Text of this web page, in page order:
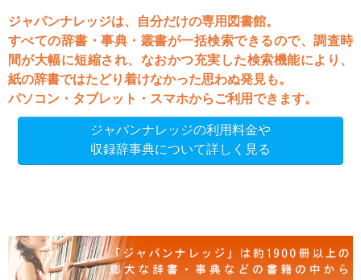
ジャパンナレッジは、自分だけの専用図書館。
すべての辞書・事典・叢書が一括検索できるので、調査時
間が大幅に短縮され、なおかつ充実した検索機能により、
紙の辞書ではたどり着けなかった思わぬ発見も。
パソコン・タブレット・スマホからご利用できます。
ジャパンナレッジの利用料金や
収録辞事典について詳しく見る